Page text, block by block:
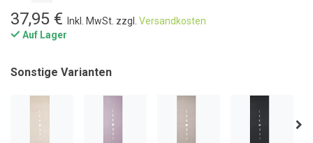
37,95 € Inkl. MwSt. zzgl. Versandkosten
Auf Lager
Sonstige Varianten